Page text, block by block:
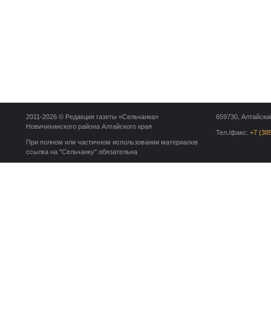
659730,
Тел./факс: +7
2011-2026 © Редакция газеты «Сельчанка»
Новичихинского района Алтайского края
При полном или частичном использовании материалов
ссылка на "Сельчанку" обязательна